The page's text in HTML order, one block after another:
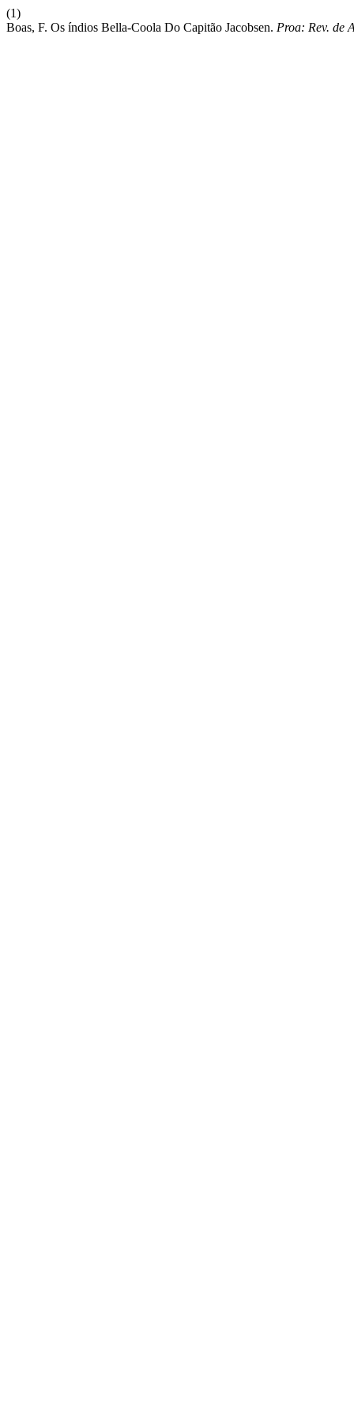
(1)
Boas, F. Os índios Bella-Coola Do Capitão Jacobsen. Proa: Rev. de